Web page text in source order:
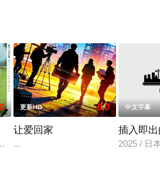
一种围绕“废用身”——因瘫痪等原因
更新HD 6.0
让爱回家
...
中文字幕
插入即
2025 / 日